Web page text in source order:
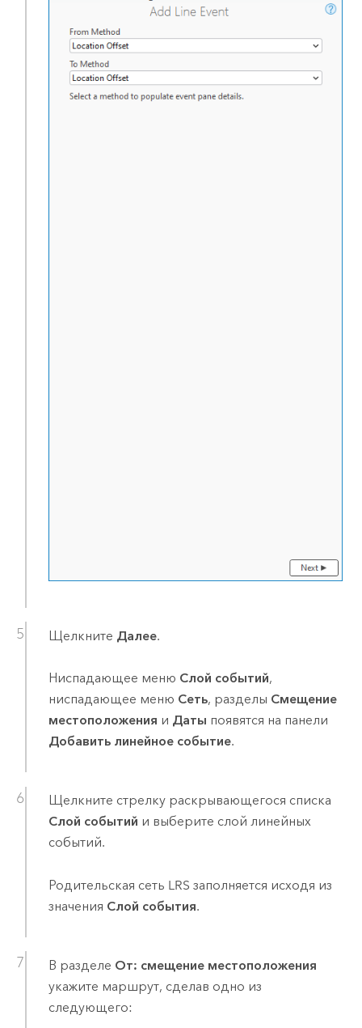
Щелкните Далее.
Ниспадающее меню Слой событий,
ниспадающее меню Сеть, разделы Смещение
местоположения и Даты появятся на панели
Добавить линейное событие.
Щелкните стрелку раскрывающегося списка
Слой событий и выберите слой линейных
событий.
Родительская сеть LRS заполняется исходя из
значения Слой события.
В разделе От: смещение местоположения
укажите маршрут, сделав одно из
следующего: